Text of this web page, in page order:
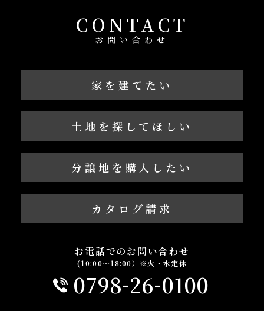
CONTACT
お問い合わせ
家を建てたい
土地を探してほしい
分譲地を購入したい
カタログ請求
お電話でのお問い合わせ
(10:00～18:00）※火・水定休
0798-26-0100